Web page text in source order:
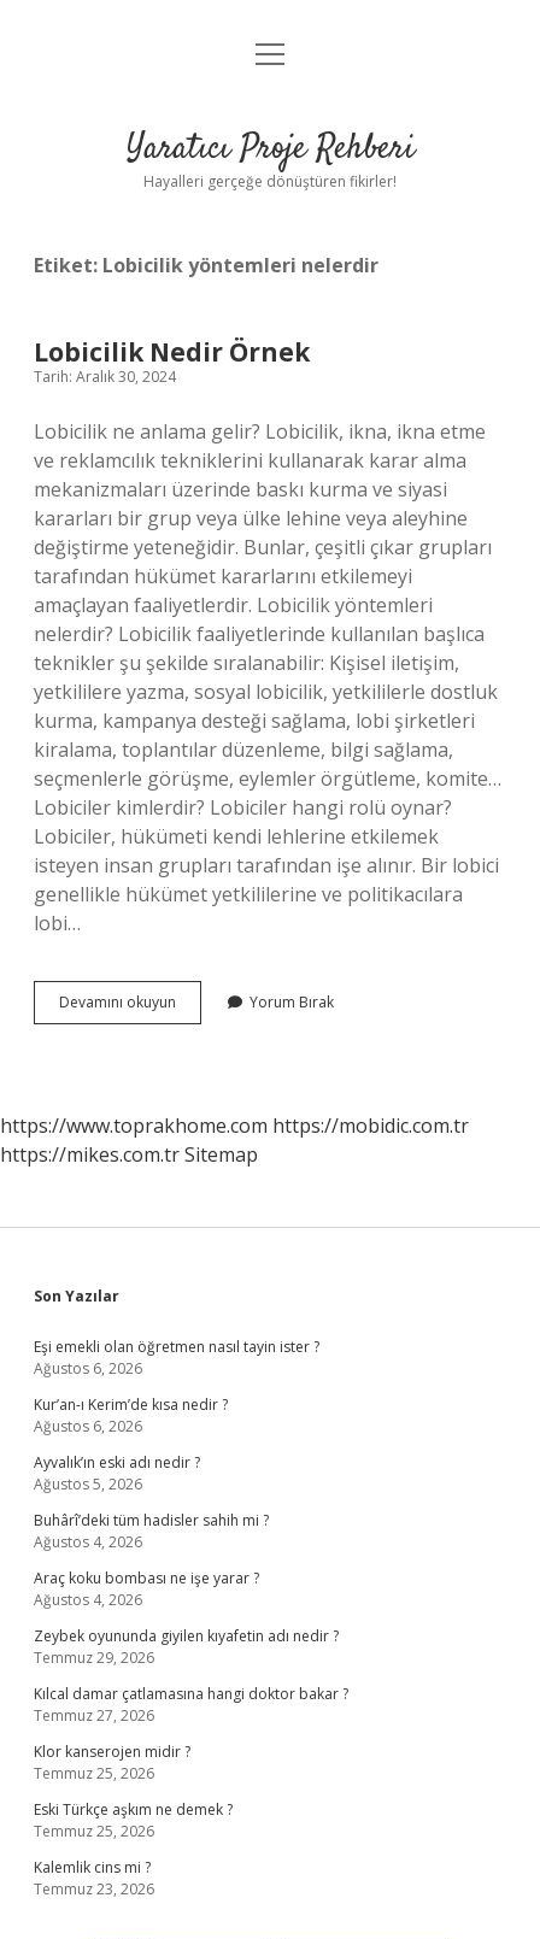
Anasayfa
Yasal Uyarı
menüyü
Yaratıcı Proje Rehberi
Hayalleri gerçeğe dönüştüren fikirler!
Etiket: Lobicilik yöntemleri nelerdir
Lobicilik Nedir Örnek
Tarih: Aralık 30, 2024
Lobicilik ne anlama gelir? Lobicilik, ikna, ikna etme
ve reklamcılık tekniklerini kullanarak karar alma
mekanizmaları üzerinde baskı kurma ve siyasi
kararları bir grup veya ülke lehine veya aleyhine
değiştirme yeteneğidir. Bunlar, çeşitli çıkar grupları
tarafından hükümet kararlarını etkilemeyi
amaçlayan faaliyetlerdir. Lobicilik yöntemleri
nelerdir? Lobicilik faaliyetlerinde kullanılan başlıca
teknikler şu şekilde sıralanabilir: Kişisel iletişim,
yetkililere yazma, sosyal lobicilik, yetkililerle dostluk
kurma, kampanya desteği sağlama, lobi şirketleri
kiralama, toplantılar düzenleme, bilgi sağlama,
seçmenlerle görüşme, eylemler örgütleme, komite…
Lobiciler kimlerdir? Lobiciler hangi rolü oynar?
Lobiciler, hükümeti kendi lehlerine etkilemek
isteyen insan grupları tarafından işe alınır. Bir lobici
genellikle hükümet yetkililerine ve politikacılara
lobi…
Devamını okuyun Lobicilik
Nedir
Yorum Bırak
https://www.toprakhome.com https://mobidic.com.tr
https://mikes.com.trSitemap
Sidebar
Son Yazılar
Eşi emekli olan öğretmen nasıl tayin ister ?
Ağustos 6, 2026
Kur’an-ı Kerim’de kısa nedir ?
Ağustos 6, 2026
Ayvalık’ın eski adı nedir ?
Ağustos 5, 2026
Buhârî’deki tüm hadisler sahih mi ?
Ağustos 4, 2026
Araç koku bombası ne işe yarar ?
Ağustos 4, 2026
Zeybek oyununda giyilen kıyafetin adı nedir ?
Temmuz 29, 2026
Kılcal damar çatlamasına hangi doktor bakar ?
Temmuz 27, 2026
Klor kanserojen midir ?
Temmuz 25, 2026
Eski Türkçe aşkım ne demek ?
Temmuz 25, 2026
Kalemlik cins mi ?
Temmuz 23, 2026